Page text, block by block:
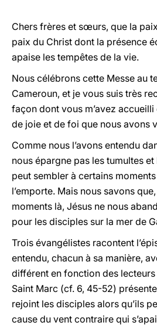
Chers frères et sœurs, que la
paix du Christ dont la présence
apaise les tempêtes de la vie.
Nous célébrons cette Messe au
Cameroun, et je vous suis très
façon dont vous m’avez
de joie et de foi que nous avons
Comme nous l’avons entendu
nous épargne pas les tumultes
peut sembler à certains
l’emporte. Mais nous savons
moments là, Jésus ne nous
pour les disciples sur la mer de
Trois évangélistes racontent
entendu, chacun à sa manière,
différent en fonction des lecteurs
Saint Marc (cf. 6, 45-52)
rejoint les disciples alors qu’ils
cause du vent contraire qui